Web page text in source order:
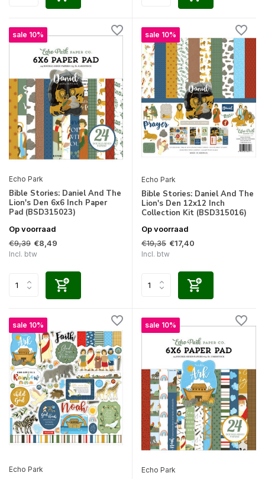
sale 10%
Echo Park
Bible Stories: Daniel And The
Lion's Den 6x6 Inch Paper
Pad (BSD315023)
Op voorraad
€9,39 €8,49
Incl. btw
sale 10%
Echo Park
Bible Stories: Daniel And The
Lion's Den 12x12 Inch
Collection Kit (BSD315016)
Op voorraad
€19,35 €17,40
Incl. btw
sale 10%
Echo Park
sale 10%
Echo Park